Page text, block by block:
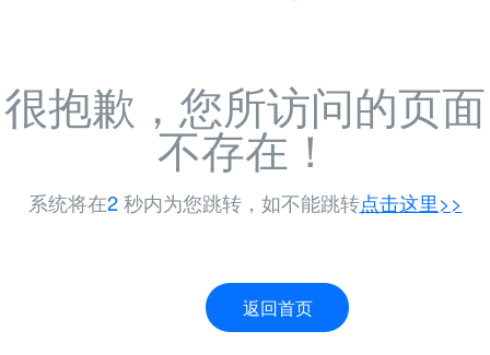
很抱歉，您所访问的页面
不存在！
系统将在2秒内为您跳转，如不能跳转点击这里>>
返回首页